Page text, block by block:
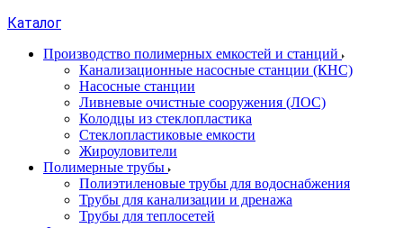
Каталог
Производство полимерных емкостей и станций
Канализационные насосные станции (КНС)
Насосные станции
Ливневые очистные сооружения (ЛОС)
Колодцы из стеклопластика
Стеклопластиковые емкости
Жироуловители
Полимерные трубы
Полиэтиленовые трубы для водоснабжения
Трубы для канализации и дренажа
Трубы для теплосетей